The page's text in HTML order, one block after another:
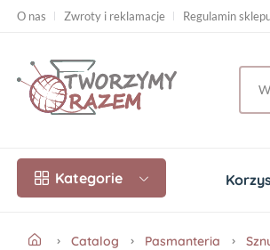
O nas Zwroty i reklamacje Regulamin
Kategorie
Catalog Pasmanteria